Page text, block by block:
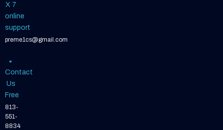
X 7
online
support
preme1cs@gmail.com
Contact
Us
Free
813-
551-
8834